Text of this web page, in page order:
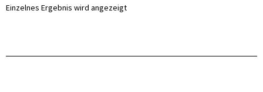
Einzelnes Ergebnis wird angezeigt